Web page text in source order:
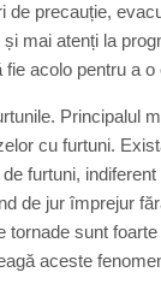
precauție,
mai atenți la
acolo pentru a
Principalul
cu furtuni.
furtuni,
de jur împrejur
sunt
aceste